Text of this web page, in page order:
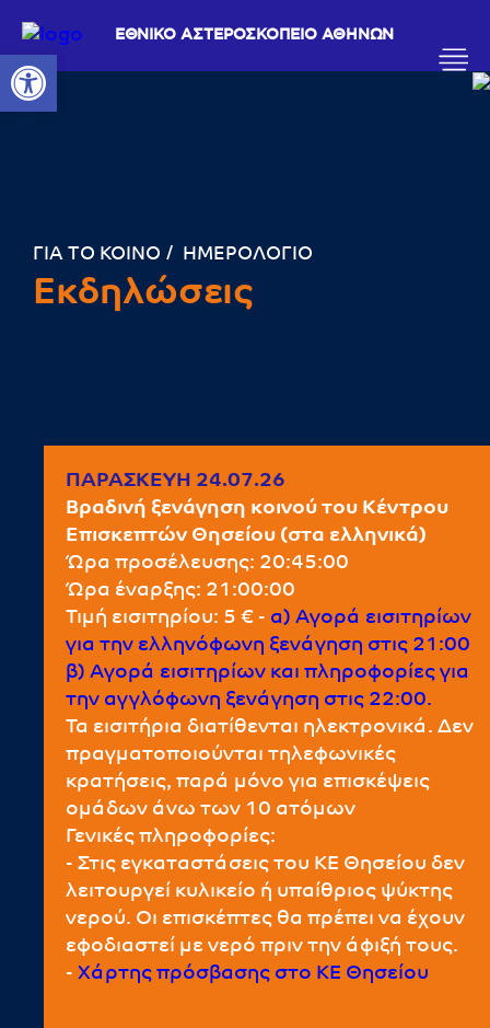
Ανοίξτε τη γραμμή εργαλείων
ΕΘΝΙΚΟ ΑΣΤΕΡΟΣΚΟΠΕΙΟ ΑΘΗΝΩΝ
ΓΙΑ ΤΟ ΚΟΙΝΟ ΗΜΕΡΟΛΟΓΙΟ
Εκδηλώσεις
ΠΑΡΑΣΚΕΥΉ 24.07.26
Βραδινή ξενάγηση κοινού του Κέντρου
Επισκεπτών Θησείου (στα ελληνικά)
Ώρα προσέλευσης: 20:45:00
Ώρα έναρξης: 21:00:00
Τιμή εισιτηρίου: 5 € - α) Αγορά εισιτηρίων
για την ελληνόφωνη ξενάγηση στις 21:00
β) Αγορά εισιτηρίων και πληροφορίες για
την αγγλόφωνη ξενάγηση στις 22:00.
Τα εισιτήρια διατίθενται ηλεκτρονικά. Δεν
πραγματοποιούνται τηλεφωνικές
κρατήσεις, παρά μόνο για επισκέψεις
ομάδων άνω των 10 ατόμων
Γενικές πληροφορίες:
- Στις εγκαταστάσεις του ΚΕ Θησείου δεν
λειτουργεί κυλικείο ή υπαίθριος ψύκτης
νερού. Οι επισκέπτες θα πρέπει να έχουν
εφοδιαστεί με νερό πριν την άφιξή τους.
- Χάρτης πρόσβασης στο ΚΕ Θησείου